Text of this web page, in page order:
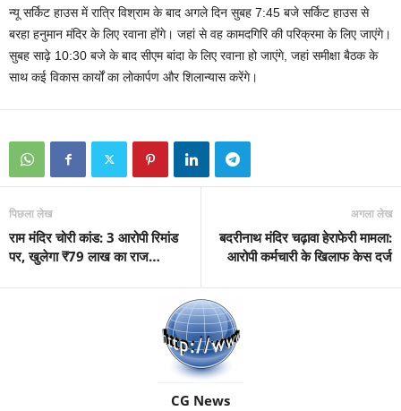
न्यू सर्किट हाउस में रात्रि विश्राम के बाद अगले दिन सुबह 7:45 बजे सर्किट हाउस से
बरहा हनुमान मंदिर के लिए रवाना होंगे। जहां से वह कामदगिरि की परिक्रमा के लिए जाएंगे।
सुबह साढ़े 10:30 बजे के बाद सीएम बांदा के लिए रवाना हो जाएंगे, जहां समीक्षा बैठक के
साथ कई विकास कार्यों का लोकार्पण और शिलान्यास करेंगे।
पिछला लेख
राम मंदिर चोरी कांड: 3 आरोपी रिमांड
पर, खुलेगा ₹79 लाख का राज…
अगला लेख
बदरीनाथ मंदिर चढ़ावा हेराफेरी मामला:
आरोपी कर्मचारी के खिलाफ केस दर्ज
CG News